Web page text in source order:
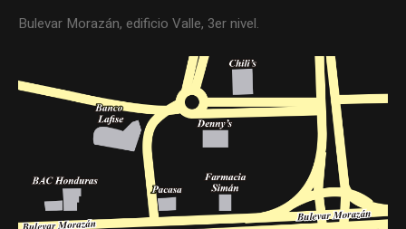
Bulevar Morazán, edificio Valle, 3er nivel.